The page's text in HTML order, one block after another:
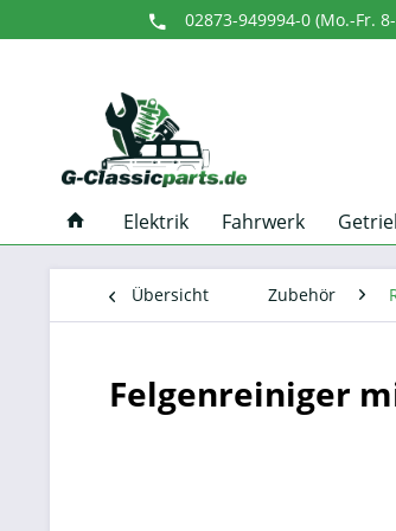
02873-949994-0 (Mo.-Fr.
Elektrik Fahrwerk
Übersicht Zubehör
Felgenreiniger